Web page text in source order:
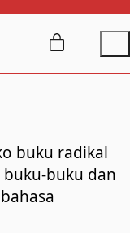
buku radikal
buku dan